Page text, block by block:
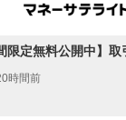
生または
時間前